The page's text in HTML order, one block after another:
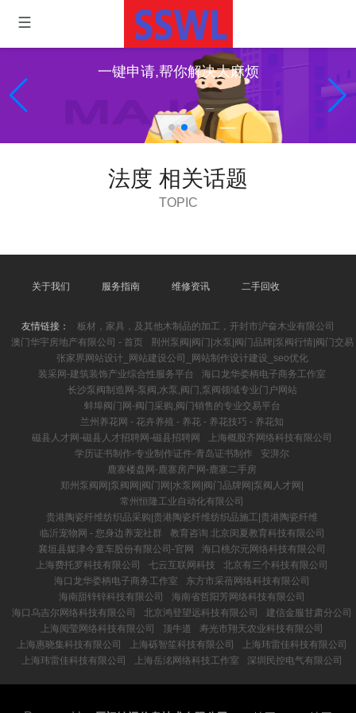
一键申请,帮你解决大麻烦
法度 相关话题
TOPIC
关于我们 服务指南 维修资讯 二手回收
友情链接：
板材，家具，及其他木制品的加工，开封市沪奋木业有限公司
澳门华宇房地产有限公司 - 首页
荆州泵阀|阀门|水泵|阀门品牌|泵阀行情|阀门交易
张家界网站设计_网站建设公司_网站制作设计建设_seo优化
装采网-建筑装饰产业综合性服务平台
海口龙华娄柄电子商务工作室
长沙泵阀制造网-泵阀,水泵,阀门,泵阀领域专业门户网站
蚌埠阀门网-阀门采购,阀门销售的专业交易平台
兰州养花网 - 花卉养殖 - 养花 - 养花技巧 - 养花知
磁县人才网-磁县人才招聘网-磁县招聘网
上海概股齐网络科技有限公司
学历证书制作-专业制作证件-青岛证书制作
安湃尔
鹿寨楼盘网-鹿寨房产网-鹿寨二手房
郑州泵阀网|泵阀网|阀门网|水泵网|阀门品牌网|泵阀人才网|
常州恒隆工业自动化有限公司
贵港陶瓷纤维纺织品采购|贵港陶瓷纤维纺织品施工|贵港陶瓷纤维
临沂宠物网 - 您身边养宠社群
教育咨询 北京闵夏教育科技有限公司
襄垣县媒津今童车股份有限公司-官网
海口桃尔元网络科技有限公司
上海费托罗科技有限公司
七云互联网科技
北京有三个科技有限公司
海口龙华娄柄电子商务工作室
东方市采蓓网络科技有限公司
海南甜锌锌科技有限公司
海南省哲阳芳网络科技有限公司
海口乌吉尔网络科技有限公司
北京鸿登望远科技有限公司
建信金服甘肃分公司
上海阅莹网络科技有限公司
顶牛道
寿光市翔天农业科技有限公司
上海惠晓集科技有限公司
上海砾智笙科技有限公司
上海玮雷佳科技有限公司
上海玮雷佳科技有限公司
上海岳洺网络科技工作室 深圳民控电气有限公司